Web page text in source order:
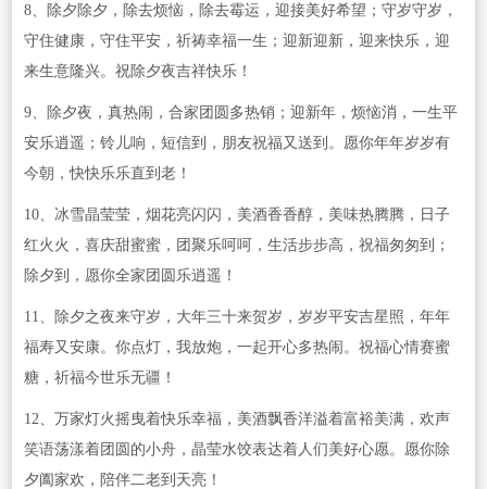
8、除夕除夕，除去烦恼，除去霉运，迎接美好希望；守岁守岁，
守住健康，守住平安，祈祷幸福一生；迎新迎新，迎来快乐，迎
来生意隆兴。祝除夕夜吉祥快乐！
9、除夕夜，真热闹，合家团圆多热销；迎新年，烦恼消，一生平
安乐逍遥；铃儿响，短信到，朋友祝福又送到。愿你年年岁岁有
今朝，快快乐乐直到老！
10、冰雪晶莹莹，烟花亮闪闪，美酒香香醇，美味热腾腾，日子
红火火，喜庆甜蜜蜜，团聚乐呵呵，生活步步高，祝福匆匆到；
除夕到，愿你全家团圆乐逍遥！
11、除夕之夜来守岁，大年三十来贺岁，岁岁平安吉星照，年年
福寿又安康。你点灯，我放炮，一起开心多热闹。祝福心情赛蜜
糖，祈福今世乐无疆！
12、万家灯火摇曳着快乐幸福，美酒飘香洋溢着富裕美满，欢声
笑语荡漾着团圆的小舟，晶莹水饺表达着人们美好心愿。愿你除
夕阖家欢，陪伴二老到天亮！